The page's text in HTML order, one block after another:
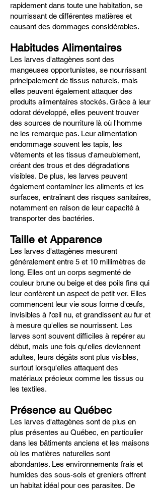
rapidement dans toute une habitation, se
nourrissant de différentes matières et
causant des dommages considérables.
Habitudes Alimentaires
Les larves d'attagènes sont des
mangeuses opportunistes, se nourrissant
principalement de tissus naturels, mais
elles peuvent également attaquer des
produits alimentaires stockés. Grâce à leur
odorat développé, elles peuvent trouver
des sources de nourriture là où l'homme
ne les remarque pas. Leur alimentation
endommage souvent les tapis, les
vêtements et les tissus d'ameublement,
créant des trous et des dégradations
visibles. De plus, les larves peuvent
également contaminer les aliments et les
surfaces, entraînant des risques sanitaires,
notamment en raison de leur capacité à
transporter des bactéries.
Taille et Apparence
Les larves d'attagènes mesurent
généralement entre 5 et 10 millimètres de
long. Elles ont un corps segmenté de
couleur brune ou beige et des poils fins qui
leur confèrent un aspect de petit ver. Elles
commencent leur vie sous forme d'œufs,
invisibles à l'œil nu, et grandissent au fur et
à mesure qu'elles se nourrissent. Les
larves sont souvent difficiles à repérer au
début, mais une fois qu'elles deviennent
adultes, leurs dégâts sont plus visibles,
surtout lorsqu'elles attaquent des
matériaux précieux comme les tissus ou
les textiles.
Présence au Québec
Les larves d'attagènes sont de plus en
plus présentes au Québec, en particulier
dans les bâtiments anciens et les maisons
où les matières naturelles sont
abondantes. Les environnements frais et
humides des sous-sols et greniers offrent
un habitat idéal pour ces parasites. De